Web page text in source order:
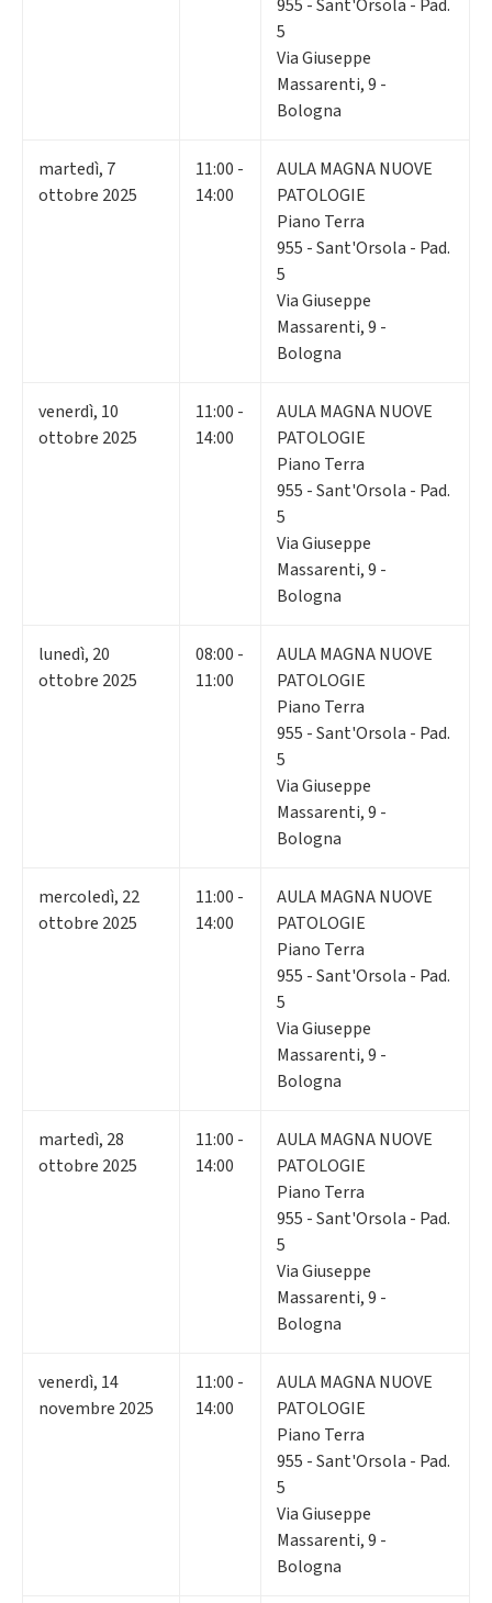
955 - Sant'Orsola - Pad.
5
Via Giuseppe
Massarenti, 9 -
Bologna
martedì, 7
ottobre 2025
11:00 -
14:00
AULA MAGNA NUOVE
PATOLOGIE
Piano Terra
955 - Sant'Orsola - Pad.
5
Via Giuseppe
Massarenti, 9 -
Bologna
venerdì, 10
ottobre 2025
11:00 -
14:00
AULA MAGNA NUOVE
PATOLOGIE
Piano Terra
955 - Sant'Orsola - Pad.
5
Via Giuseppe
Massarenti, 9 -
Bologna
lunedì, 20
ottobre 2025
08:00 -
11:00
AULA MAGNA NUOVE
PATOLOGIE
Piano Terra
955 - Sant'Orsola - Pad.
5
Via Giuseppe
Massarenti, 9 -
Bologna
mercoledì, 22
ottobre 2025
11:00 -
14:00
AULA MAGNA NUOVE
PATOLOGIE
Piano Terra
955 - Sant'Orsola - Pad.
5
Via Giuseppe
Massarenti, 9 -
Bologna
martedì, 28
ottobre 2025
11:00 -
14:00
AULA MAGNA NUOVE
PATOLOGIE
Piano Terra
955 - Sant'Orsola - Pad.
5
Via Giuseppe
Massarenti, 9 -
Bologna
venerdì, 14
novembre 2025
11:00 -
14:00
AULA MAGNA NUOVE
PATOLOGIE
Piano Terra
955 - Sant'Orsola - Pad.
5
Via Giuseppe
Massarenti, 9 -
Bologna